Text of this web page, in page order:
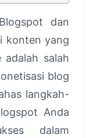
dan
konten yang
adalah salah
blog
langkah-
Anda
dalam